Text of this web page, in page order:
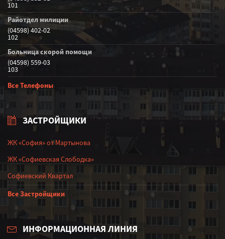
101
Райотдел милиции
(04598) 402-02
102
Больница скорой помощи
(04598) 559-03
103
Все Телефоны
ЗАСТРОЙЩИКИ
ЖК «София» от Мартынова
ЖК «Софиевская Слободка»
Софиевский Квартал
Все Застройщики
ИНФОРМАЦИОННАЯ ЛИНИЯ